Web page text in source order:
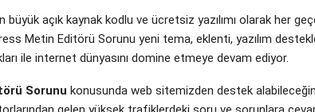
büyük açık kaynak kodlu ve ücretsiz yazılımı olarak her
Metin Editörü Sorunu yeni tema, eklenti, yazılım
ile internet dünyasını domine etmeye devam ediyor.
Sorunu konusunda web sitemizden destek